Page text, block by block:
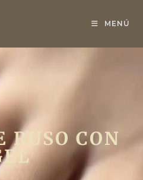
MENÚ
RUSO CON